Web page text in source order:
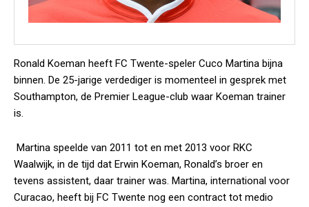
Ronald Koeman heeft FC Twente-speler Cuco Martina bijna
binnen. De 25-jarige verdediger is momenteel in gesprek met
Southampton, de Premier League-club waar Koeman trainer
is.
Martina speelde van 2011 tot en met 2013 voor RKC
Waalwijk, in de tijd dat Erwin Koeman, Ronald’s broer en
tevens assistent, daar trainer was. Martina, international voor
Curacao, heeft bij FC Twente nog een contract tot medio